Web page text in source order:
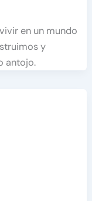
en un mundo
y
antojo.